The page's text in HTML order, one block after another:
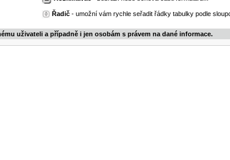
Řadič - umožní vám rychle seřadit řádky tabulky podle
uživateli a případně i jen osobám s právem na dané informace.